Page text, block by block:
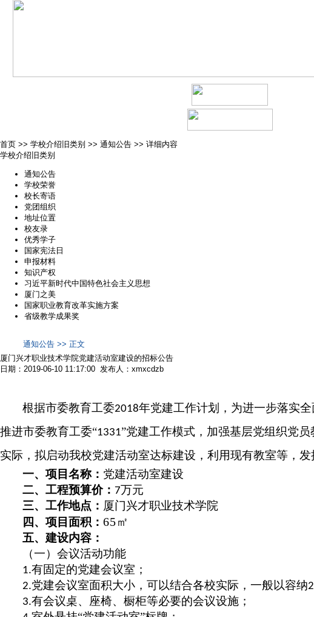
首页 >> 学校介绍旧类别 >> 通知公告 >> 详细内容
学校介绍旧类别
通知公告
学校荣誉
校长寄语
党团组织
地址位置
校友录
优秀学子
国家宪法日
申报材料
知识产权
习近平新时代中国特色社会主义思想
厦门之美
国家职业教育改革实施方案
省级教学成果奖
通知公告 >> 正文
厦门兴才职业技术学院党建活动室建设的招标公告
日期：2019-06-10 11:17:00 发布人：xmxcdzb
根据市委教育工委2018年党建工作计划，为进一步落实
推进市委教育工委“1331”党建工作模式，加强基层党组织党
实际，拟启动我校党建活动室达标建设，利用现有教室等，发
一、项目名称： 党建活动室建设
二、工程预算价： 7万元
三、工作地点： 厦门兴才职业技术学院
四、项目面积：65㎡
五、建设内容：
（一）会议活动功能
1.有固定的党建会议室；
2.党建会议室面积大小，可以结合各校实际，一般以容纳
3.有会议桌、座椅、橱柜等必要的会议设施；